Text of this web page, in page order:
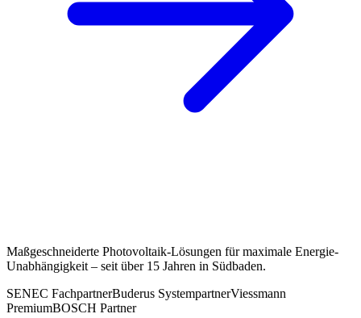
Maßgeschneiderte Photovoltaik-Lösungen für maximale Energie-
Unabhängigkeit – seit über 15 Jahren in Südbaden.
SENEC FachpartnerBuderus SystempartnerViessmann
PremiumBOSCH Partner